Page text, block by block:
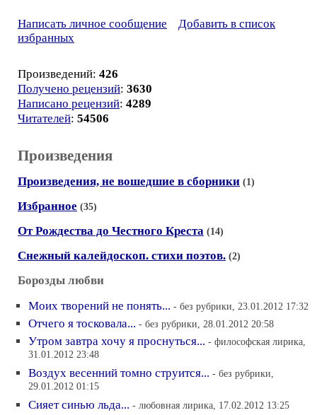
Написать личное сообщение
Добавить в список
избранных
Произведений: 426
Получено рецензий: 3630
Написано рецензий: 4289
Читателей: 54506
Произведения
Произведения, не вошедшие в сборники (1)
Избранное (35)
От Рождества до Честного Креста (14)
Снежный калейдоскоп. стихи поэтов. (2)
Борозды любви
Моих творений не понять... - без рубрики, 23.01.2012 17:32
Отчего я тосковала... - без рубрики, 28.01.2012 20:58
Утром завтра хочу я проснуться... - философская лирика,
31.01.2012 23:48
Воздух весенний томно струится... - без рубрики,
29.01.2012 01:15
Сияет синью льда... - любовная лирика, 17.02.2012 13:25